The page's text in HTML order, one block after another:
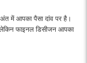
अंत में आपका पैसा दांव पर है।
फाइनल डिसीजन आपका